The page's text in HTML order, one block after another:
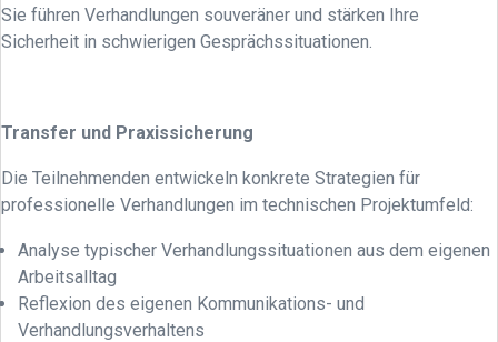
Sie führen Verhandlungen souveräner und stärken Ihre
Sicherheit in schwierigen Gesprächssituationen.
Transfer und Praxissicherung
Die Teilnehmenden entwickeln konkrete Strategien für
professionelle Verhandlungen im technischen Projektumfeld:
Analyse typischer Verhandlungssituationen aus dem eigenen
Arbeitsalltag
Reflexion des eigenen Kommunikations- und
Verhandlungsverhaltens